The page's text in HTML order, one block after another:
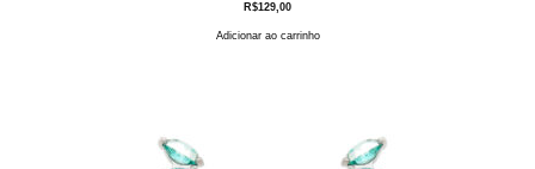
R$129,00
Adicionar ao carrinho